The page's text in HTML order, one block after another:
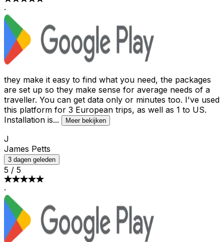
·
they make it easy to find what you need, the packages
are set up so they make sense for average needs of a
traveller. You can get data only or minutes too. I've used
this platform for 3 European trips, as well as 1 to US.
Installation is... Meer bekijken
J
James Petts
3 dagen geleden
5 / 5
·